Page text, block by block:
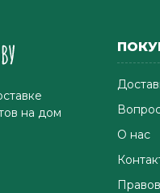
на дом
О нас